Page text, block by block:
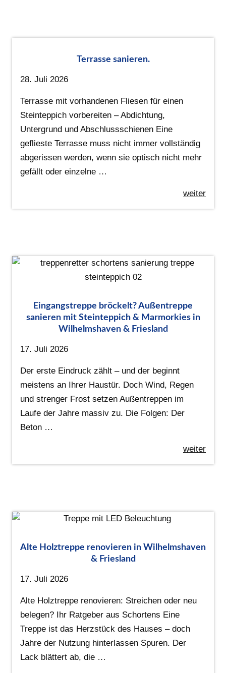
Terrasse sanieren.
28. Juli 2026
Terrasse mit vorhandenen Fliesen für einen
Steinteppich vorbereiten – Abdichtung,
Untergrund und Abschlussschienen Eine
geflieste Terrasse muss nicht immer vollständig
abgerissen werden, wenn sie optisch nicht mehr
gefällt oder einzelne …
weiter
Eingangstreppe bröckelt? Außentreppe
sanieren mit Steinteppich & Marmorkies in
Wilhelmshaven & Friesland
17. Juli 2026
Der erste Eindruck zählt – und der beginnt
meistens an Ihrer Haustür. Doch Wind, Regen
und strenger Frost setzen Außentreppen im
Laufe der Jahre massiv zu. Die Folgen: Der
Beton …
weiter
Alte Holztreppe renovieren in Wilhelmshaven
& Friesland
17. Juli 2026
Alte Holztreppe renovieren: Streichen oder neu
belegen? Ihr Ratgeber aus Schortens Eine
Treppe ist das Herzstück des Hauses – doch
Jahre der Nutzung hinterlassen Spuren. Der
Lack blättert ab, die …